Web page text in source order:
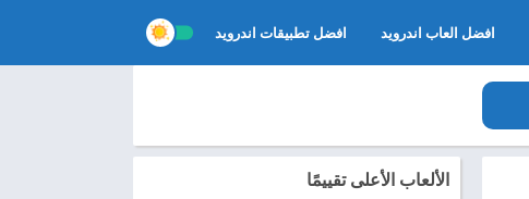
افضل العاب اندرويد افضل تطبيقات اندرويد
الألعاب الأعلى تقييمًا